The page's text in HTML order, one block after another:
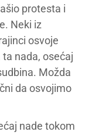
protesta i
Neki iz
osvoje
ta nada, osećaj
Možda
da osvojimo
nade tokom